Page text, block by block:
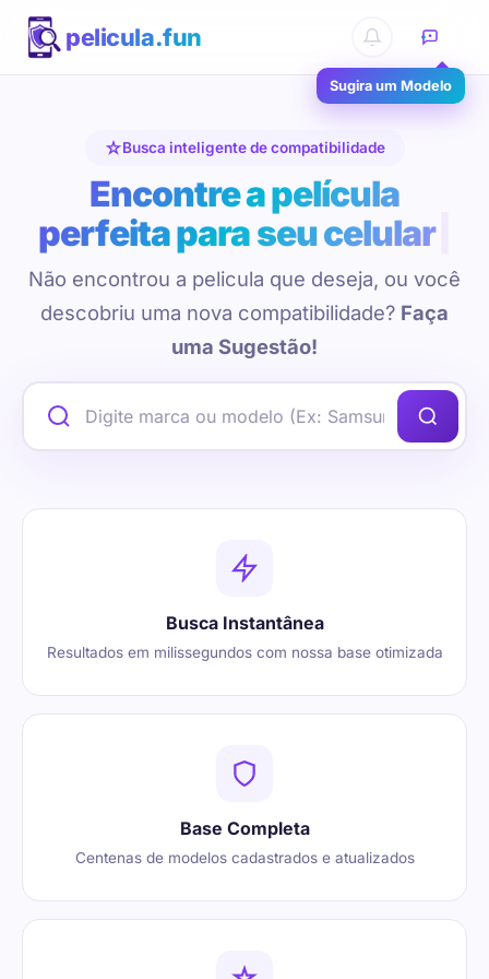
pelicula.fun
Sugira um Modelo
Busca inteligente de compatibilidade
Encontre a película
perfeita para seu celular
Não encontrou a pelicula que deseja, ou você
descobriu uma nova compatibilidade? Faça
uma Sugestão!
Busca Instantânea
Resultados em milissegundos com nossa base otimizada
Base Completa
Centenas de modelos cadastrados e atualizados